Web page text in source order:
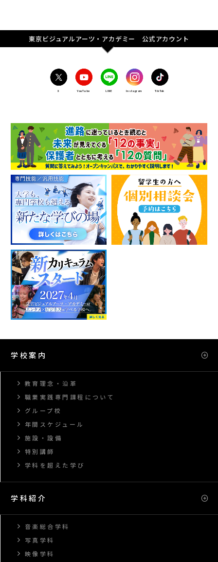
東京ビジュアルアーツ・アカデミー 公式アカウント
X YouTube LINE Instagram TikTok
学校案内
教育理念・沿革
職業実践専門課程について
グループ校
年間スケジュール
施設・設備
特別講師
学科を超えた学び
学科紹介
音楽総合学科
写真学科
映像学科